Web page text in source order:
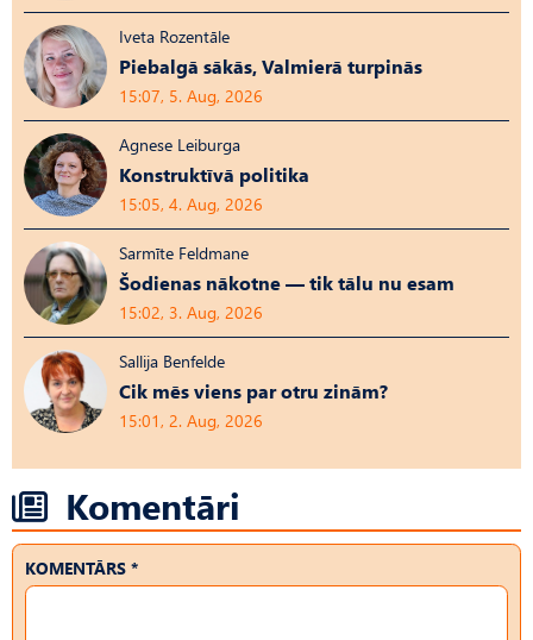
Iveta Rozentāle
Piebalgā sākās, Valmierā turpinās
15:07, 5. Aug, 2026
Agnese Leiburga
Konstruktīvā politika
15:05, 4. Aug, 2026
Sarmīte Feldmane
Šodienas nākotne — tik tālu nu esam
15:02, 3. Aug, 2026
Sallija Benfelde
Cik mēs viens par otru zinām?
15:01, 2. Aug, 2026
Komentāri
KOMENTĀRS *